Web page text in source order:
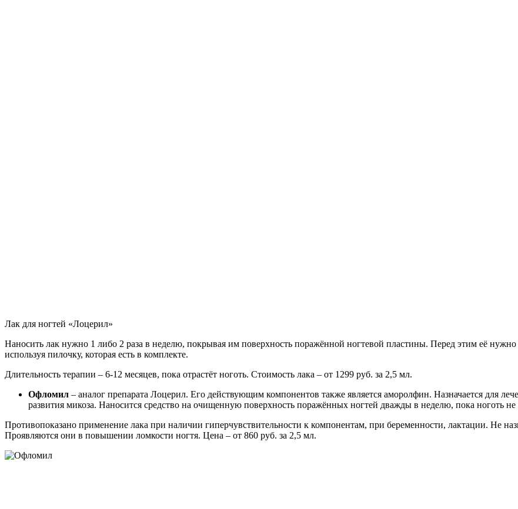
Лак для ногтей «Лоцерил»
Наносить лак нужно 1 либо 2 раза в неделю, покрывая им поверхность поражённой ногтевой пластины. Перед этим её
используя пилочку, которая есть в комплекте.
Длительность терапии – 6-12 месяцев, пока отрастёт ноготь. Стоимость лака – от 1299 руб. за 2,5 мл.
Офломил – аналог препарата Лоцерил. Его действующим компонентов также является аморолфин. Назначается для
развития микоза. Наносится средство на очищенную поверхность поражённых ногтей дважды в неделю, пока ноготь не
Противопоказано применение лака при наличии гиперчувствительности к компонентам, при беременности, лактации. Не
Проявляются они в повышении ломкости ногтя. Цена – от 860 руб. за 2,5 мл.